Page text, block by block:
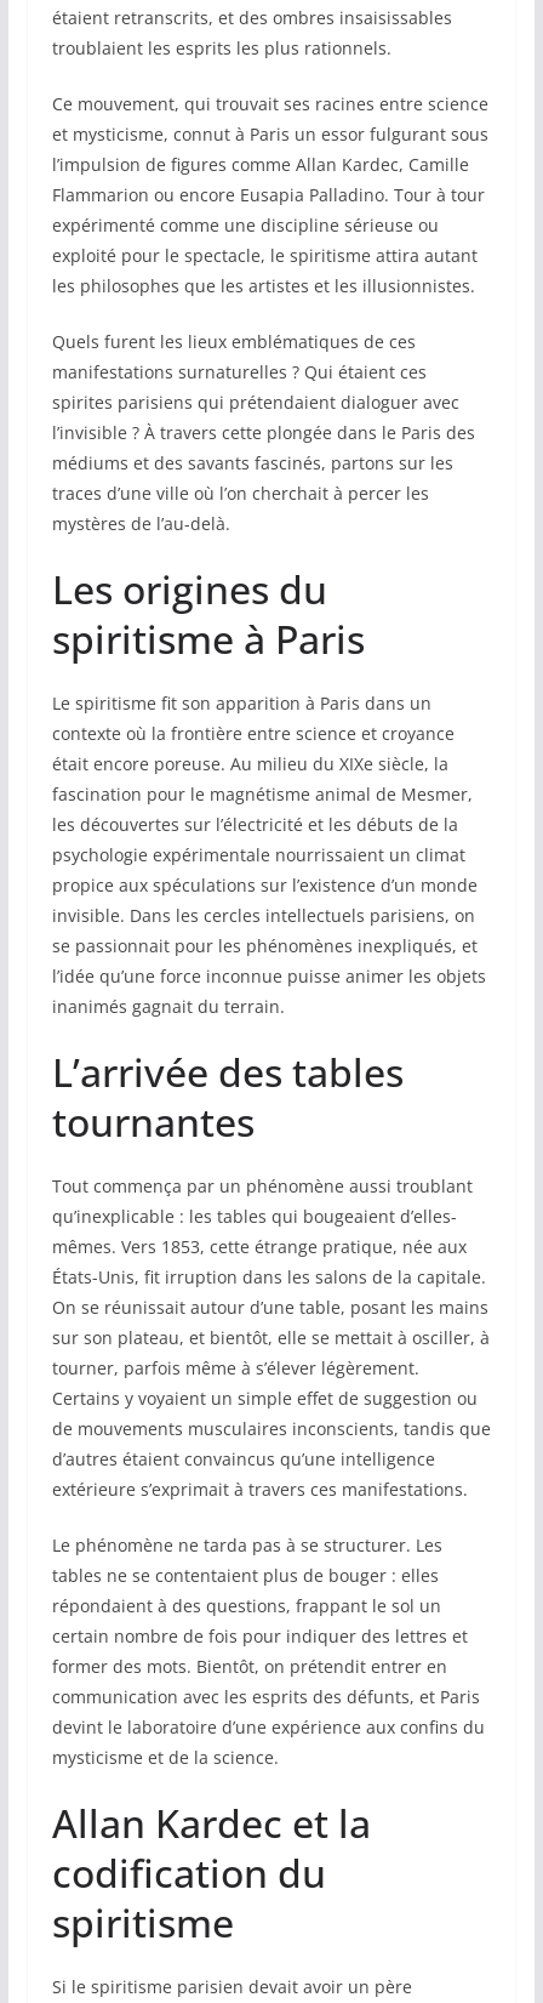
étaient retranscrits, et des ombres insaisissables
troublaient les esprits les plus rationnels.
Ce mouvement, qui trouvait ses racines entre science
et mysticisme, connut à Paris un essor fulgurant sous
l’impulsion de figures comme Allan Kardec, Camille
Flammarion ou encore Eusapia Palladino. Tour à tour
expérimenté comme une discipline sérieuse ou
exploité pour le spectacle, le spiritisme attira autant
les philosophes que les artistes et les illusionnistes.
Quels furent les lieux emblématiques de ces
manifestations surnaturelles ? Qui étaient ces
spirites parisiens qui prétendaient dialoguer avec
l’invisible ? À travers cette plongée dans le Paris des
médiums et des savants fascinés, partons sur les
traces d’une ville où l’on cherchait à percer les
mystères de l’au-delà.
Les origines du
spiritisme à Paris
Le spiritisme fit son apparition à Paris dans un
contexte où la frontière entre science et croyance
était encore poreuse. Au milieu du XIXe siècle, la
fascination pour le magnétisme animal de Mesmer,
les découvertes sur l’électricité et les débuts de la
psychologie expérimentale nourrissaient un climat
propice aux spéculations sur l’existence d’un monde
invisible. Dans les cercles intellectuels parisiens, on
se passionnait pour les phénomènes inexpliqués, et
l’idée qu’une force inconnue puisse animer les objets
inanimés gagnait du terrain.
L’arrivée des tables
tournantes
Tout commença par un phénomène aussi troublant
qu’inexplicable : les tables qui bougeaient d’elles-
mêmes. Vers 1853, cette étrange pratique, née aux
États-Unis, fit irruption dans les salons de la capitale.
On se réunissait autour d’une table, posant les mains
sur son plateau, et bientôt, elle se mettait à osciller, à
tourner, parfois même à s’élever légèrement.
Certains y voyaient un simple effet de suggestion ou
de mouvements musculaires inconscients, tandis que
d’autres étaient convaincus qu’une intelligence
extérieure s’exprimait à travers ces manifestations.
Le phénomène ne tarda pas à se structurer. Les
tables ne se contentaient plus de bouger : elles
répondaient à des questions, frappant le sol un
certain nombre de fois pour indiquer des lettres et
former des mots. Bientôt, on prétendit entrer en
communication avec les esprits des défunts, et Paris
devint le laboratoire d’une expérience aux confins du
mysticisme et de la science.
Allan Kardec et la
codification du
spiritisme
Si le spiritisme parisien devait avoir un père